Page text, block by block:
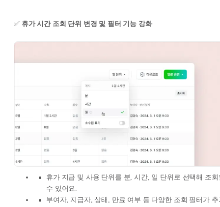
✅ 휴가 시간 조회 단위 변경 및 필터 기능 강화
휴가 지급 및 사용 단위를 분, 시간, 일 단위로 선택해 조회
수 있어요.
부여자, 지급자, 상태, 만료 여부 등 다양한 조회 필터가 추